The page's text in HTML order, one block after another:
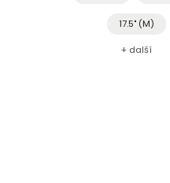
17.5" (M)
+ další